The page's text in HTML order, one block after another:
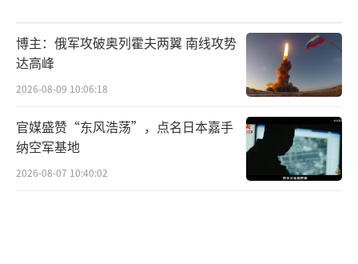
博主：俄军攻破奥列霍夫两翼 南线攻势
达高峰
2026-08-09 10:06:18
官媒盛赞“东风浩荡”，点名日本嘉手
纳空军基地
2026-08-07 10:40:02